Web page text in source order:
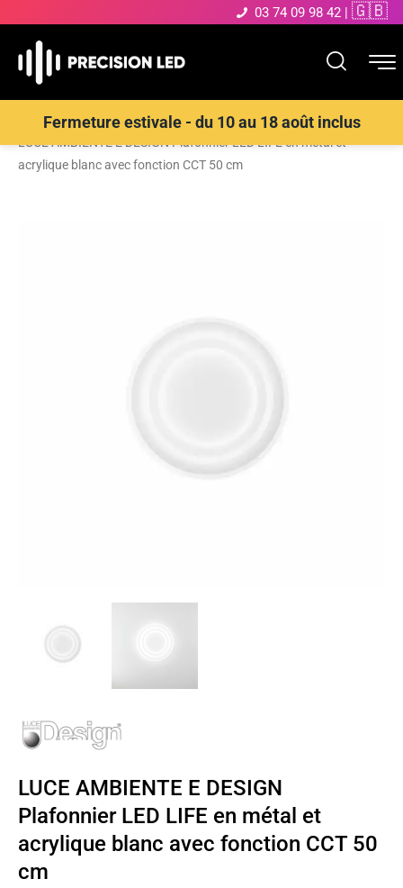
03 74 09 98 42 | 🇬🇧
Fermeture estivale - du 10 au 18 août inclus
Accueil>Boutique>ECLAIRAGE INTERIEUR LED>Plafonnier>
LUCE AMBIENTE E DESIGN Plafonnier LED LIFE en métal et
acrylique blanc avec fonction CCT 50 cm
LUCE AMBIENTE E DESIGN
Plafonnier LED LIFE en métal et
acrylique blanc avec fonction CCT 50
cm